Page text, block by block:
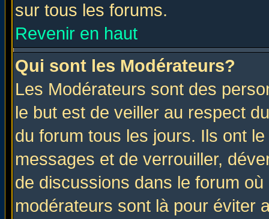
sur tous les forums.
Revenir en haut
Qui sont les Modérateurs?
Les Modérateurs sont des
le but est de veiller au respect
du forum tous les jours. Ils ont
messages et de verrouiller,
de discussions dans le forum
modérateurs sont là pour éviter